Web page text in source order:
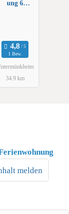
ung 6
WLAN,
Parkplatz,
ne
1 Bew.
34.9 km
melden